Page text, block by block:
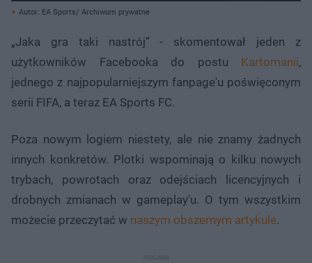
Autor: EA Sports/ Archiwum prywatne
„Jaka gra taki nastrój” - skomentował jeden z
użytkowników Facebooka do postu Kartomanii,
jednego z najpopularniejszym fanpage'u poświęconym
serii FIFA, a teraz EA Sports FC.
Poza nowym logiem niestety, ale nie znamy żadnych
innych konkretów. Plotki wspominają o kilku nowych
trybach, powrotach oraz odejściach licencyjnych i
drobnych zmianach w gameplay'u. O tym wszystkim
możecie przeczytać w naszym obszernym artykule.